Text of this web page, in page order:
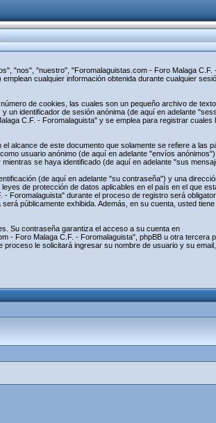
"nos", "nuestro", "Foromalaguistas.com - Foro Malaga C.F.
cualquier información obtenida durante cualquier
de cookies, las cuales son un pequeño archivo de
identificador de sesión anónima (de aquí en adelante
C.F. - Foromalaguista" y se emplea para registrar cuales
alcance de este documento que solamente se refiere a las
usuario anónimo (de aquí en adelante "envíos
se haya identificado (de aquí en adelante "sus
(de aquí en adelante "su contraseña") y una
de protección de datos aplicables en el país en el que
Foromalaguista" durante el proceso de registro será
públicamente exhibida. Además, en su cuenta, usted
Su contraseña garantiza el acceso a su cuenta en
- Foro Malaga C.F. - Foromalaguista", phpBB u otra tercera
le solicitará ingresar su nombre de usuario y su